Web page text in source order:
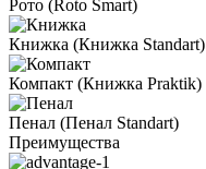
Рото (Roto Smart)
Книжка (Книжка Standart)
Компакт (Книжка Praktik)
Пенал (Пенал Standart)
Преимущества